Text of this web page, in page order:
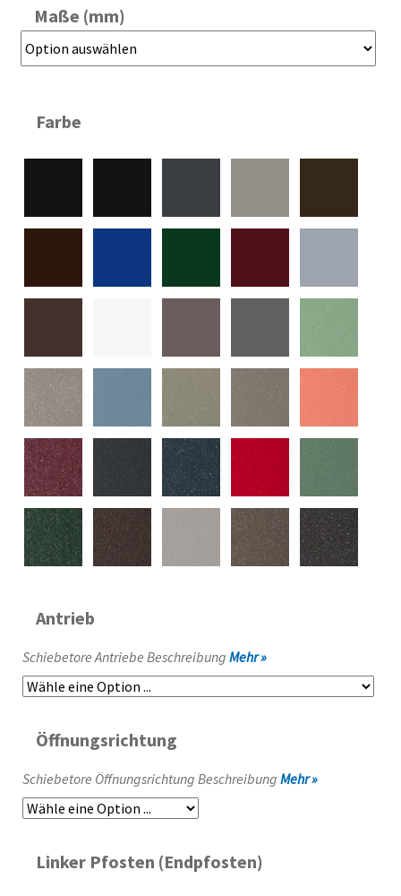
Maße (mm)
Farbe
Antrieb
Schiebetore Antriebe Beschreibung Mehr »
Öffnungsrichtung
Schiebetore Öffnungsrichtung Beschreibung Mehr »
Linker Pfosten (Endpfosten)